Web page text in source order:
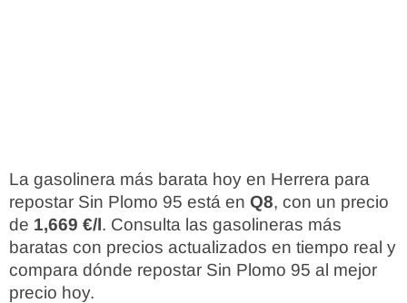
La gasolinera más barata hoy en Herrera para
repostar Sin Plomo 95 está en Q8, con un precio
de 1,669 €/l. Consulta las gasolineras más
baratas con precios actualizados en tiempo real y
compara dónde repostar Sin Plomo 95 al mejor
precio hoy.